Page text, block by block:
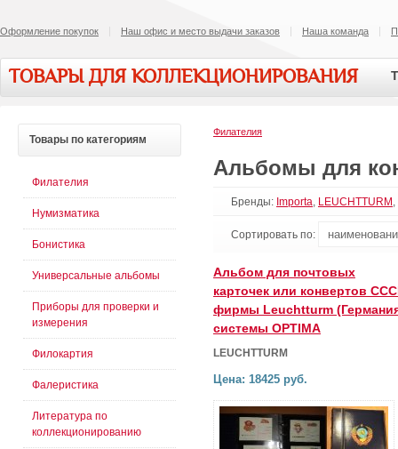
Оформление покупок Наш офис и место выдачи заказов Наша команда
ТОВАРЫ ДЛЯ КОЛЛЕКЦИОНИРОВАНИЯ
Филателия
Альбомы для
Бренды: Importa, LEUCHTTURM ,
Сортировать по:
Альбом для почтовых
карточек или конвертов
фирмы Leuchtturm
системы OPTIMA
LEUCHTTURM
Цена: 18425 руб.
Товары по категориям
Филателия
Нумизматика
Бонистика
Универсальные альбомы
Приборы для проверки и
измерения
Филокартия
Фалеристика
Литература по
коллекционированию